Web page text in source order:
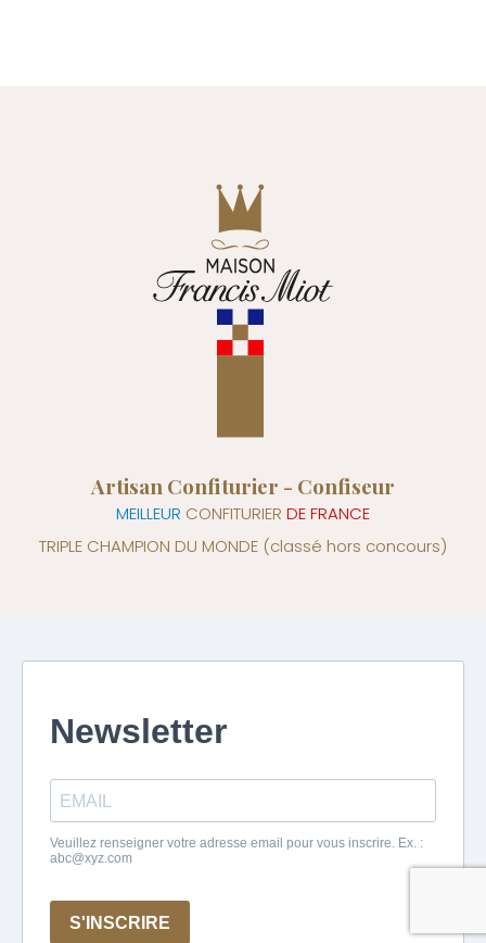
Artisan Confiturier - Confiseur
MEILLEUR CONFITURIER DE FRANCE
TRIPLE CHAMPION DU MONDE (classé hors concours)